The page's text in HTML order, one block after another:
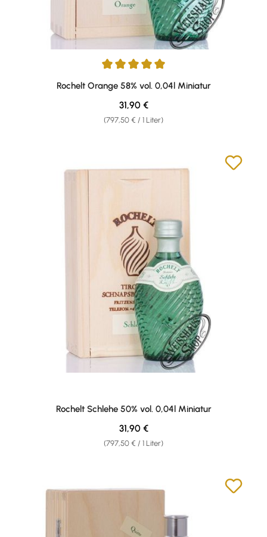
Durchschnittliche Bewertung von 5 von 5 Sternen
Rochelt Orange 58% vol. 0,04l Miniatur
(797,50 € / 1 Liter)
Regulärer Preis:
31,90 €
Rochelt Schlehe 50% vol. 0,04l Miniatur
(797,50 € / 1 Liter)
Regulärer Preis:
31,90 €